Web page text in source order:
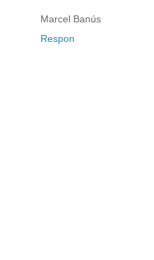
Marcel Banús
Respon